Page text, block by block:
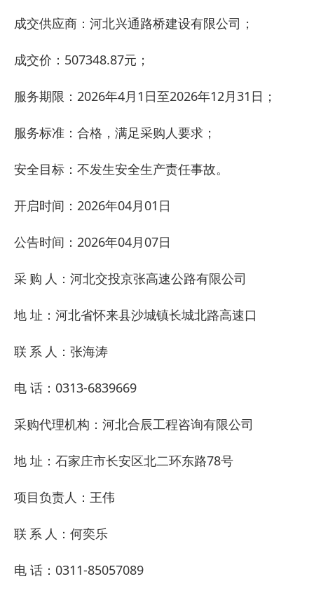
成交供应商：河北兴通路桥建设有限公司；
成交价：507348.87元；
服务期限： 2026年4月1日至2026年12月31日；
服务标准：合格，满足采购人要求；
安全目标：不发生安全生产责任事故。
开启时间： 2026年04月01日
公告时间： 2026年04月07日
采 购 人：河北交投京张高速公路有限公司
地 址：河北省怀来县沙城镇长城北路高速口
联 系 人：张海涛
电 话： 0313-6839669
采购代理机构：河北合辰工程咨询有限公司
地 址：石家庄市长安区北二环东路78号
项目负责人：王伟
联 系 人：何奕乐
电 话： 0311-85057089